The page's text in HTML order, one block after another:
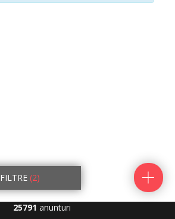
FILTRE (2)
25791 anunturi